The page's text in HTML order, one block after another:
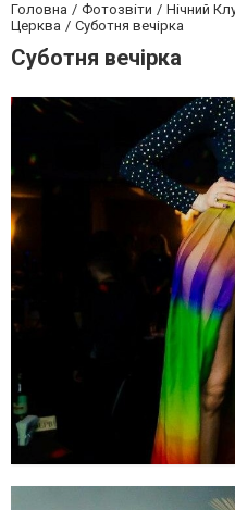
Головна Фотозвіти
Нічний
Церква
Суботня вечірка
Суботня вечірка